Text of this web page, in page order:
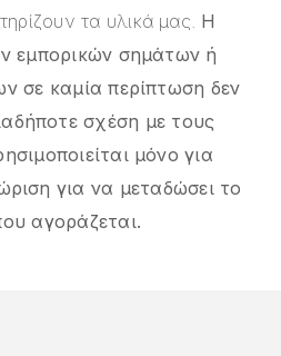
τα υλικά μας. Η
εμπορικών σημάτων ή
σε καμία περίπτωση δεν
σχέση με τους
μόνο για
για να μεταδώσει το
αγοράζεται.